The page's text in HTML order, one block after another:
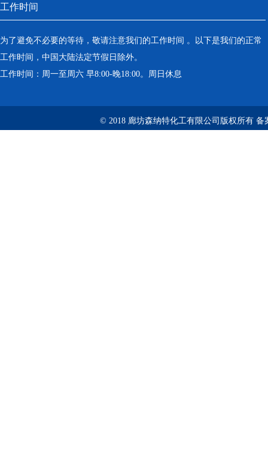
工作时间
为了避免不必要的等待，敬请注意我们的工作时间 。以下是我们的正常
工作时间，中国大陆法定节假日除外。
工作时间：周一至周六 早8:00-晚18:00。周日休息
© 2018 廊坊森纳特化工有限公司版权所有 备